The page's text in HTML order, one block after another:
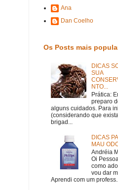
Ana
Dan Coelho
Os Posts mais
DICAS
SUA
NTO...
Prática:
preparo
alguns cuidados. Para
(considerando que
brigad...
DICAS
MAU
Andréia
Oi
como
vou dar
Aprendi com um